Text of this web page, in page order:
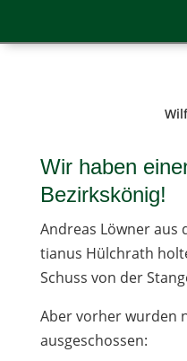
Wir haben
Bezirkskönig!
Andreas Löw­ner aus
tia­nus Hülch­rath
Schuss von der
Aber vor­her wur­den
ausgeschossen: